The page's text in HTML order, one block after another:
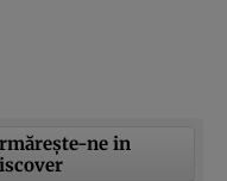
ne in